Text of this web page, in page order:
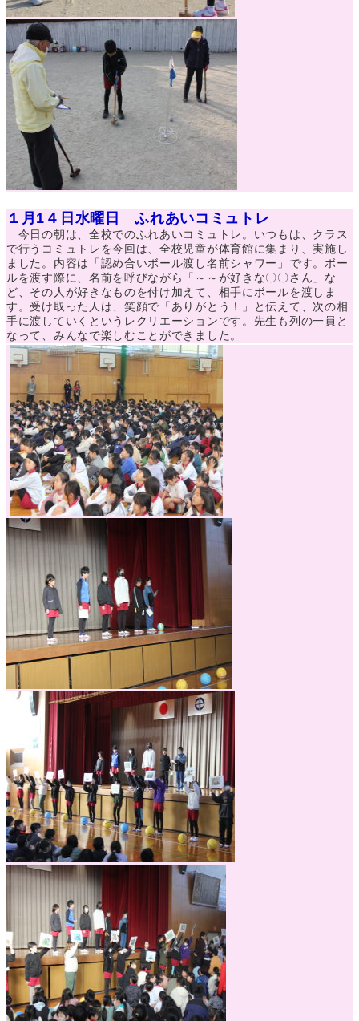
１月1４日水曜日 ふれあいコミュトレ
今日の朝は、全校でのふれあいコミュトレ。いつもは、クラス
で行うコミュトレを今回は、全校児童が体育館に集まり、実施し
ました。内容は「認め合いボール渡し名前シャワー」です。ボー
ルを渡す際に、名前を呼びながら「～～が好きな〇〇さん」な
ど、その人が好きなものを付け加えて、相手にボールを渡しま
す。受け取った人は、笑顔で「ありがとう！」と伝えて、次の相
手に渡していくというレクリエーションです。先生も列の一員と
なって、みんなで楽しむことができました。